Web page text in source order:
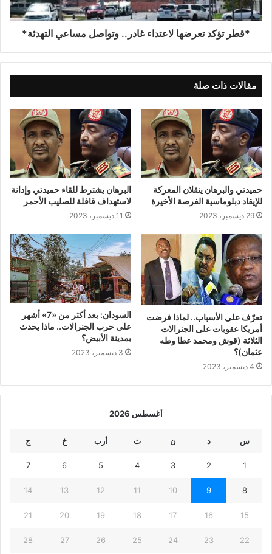
*قطر تؤكد تعرضها لاعتداء غادر.. وتواصل مساعي التهدئة*
مقالات ذات صلة
حميدتي والبرهان ينقلان المعركة
للإيقاد دبلوماسية الفرصة الأخيرة
29 ديسمبر، 2023
البرهان يشترط للقاء حميدتي وإدانة
لاستهداف قافلة للصليب الأحمر
11 ديسمبر، 2023
تعرّف على الأسباب.. لماذا فرضت
أمريكا عقوبات على الجنرالات
الثلاثة (قوش ومحمد عطا وطه
عثمان)؟
4 ديسمبر، 2023
السودان: بعد أكثر من «7» أشهر
على حرب الجنرالات.. ماذا يحدث
بمدينة الأبيض؟
3 ديسمبر، 2023
أغسطس 2026
س د ن ث أرب خ ج
1
2
3
4
5
6
7
8
9
10
11
12
13
14
15
16
17
18
19
20
21
22
23
24
25
26
27
28